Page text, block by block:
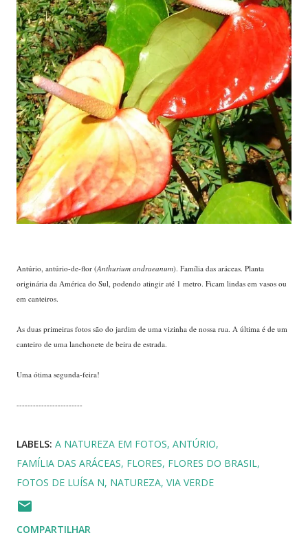
Antúrio, antúrio-de-flor (Anthurium andraeanum). Família das aráceas. Planta
originária da América do Sul, podendo atingir até 1 metro. Ficam lindas em vasos ou
em canteiros.
As duas primeiras fotos são do jardim de uma vizinha de nossa rua. A última é de um
canteiro de uma lanchonete de beira de estrada.
Uma ótima segunda-feira!
------------------------
LABELS: A NATUREZA EM FOTOS ANTÚRIO
FAMÍLIA DAS ARÁCEAS FLORES FLORES DO BRASIL
FOTOS DE LUÍSA N NATUREZA VIA VERDE
COMPARTILHAR